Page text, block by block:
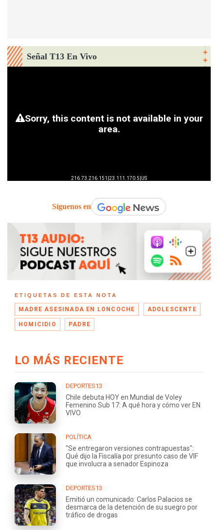
Señal T13 En Vivo
Síguenos en
ETIQUETAS DE ESTA NOTA
MADRE ASESINADA EN LONCOCHE ADOLESCENTE
HOMICIDIO PADRE
LO MÁS RECIENTE
DEPORTES13
Chile debuta HOY en Mundial de Voley
Femenino Sub 17: A qué hora y cómo ver EN
VIVO
POLÍTICA
"Se entregaron versiones contrapuestas":
Qué dijo la Fiscalía por presunto caso de VIF
que involucra a senador Espinoza
DEPORTES13
Emitió un comunicado: Carlos Palacios se
desmarca de la detención de su suegro por
tráfico de drogas